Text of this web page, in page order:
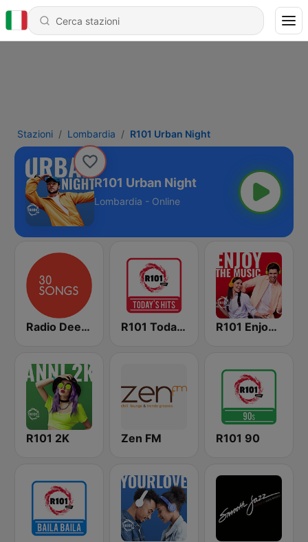
Stazioni Lombardia R101 Urban Night
R101 Urban Night
Lombardia - Online
Radio Deejay 30 Songs R101 Today's Hits R101 Enjoy the Music
R101 2K Zen FM R101 90